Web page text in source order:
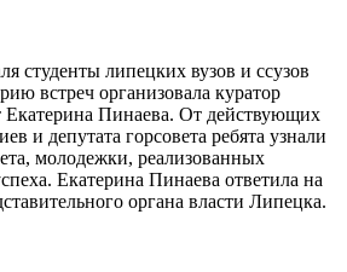
студенты липецких вузов и ссузов
встреч организовала куратор
Пинаева. От действующих
и депутата горсовета ребята узнали
молодежки, реализованных
Екатерина Пинаева ответила на
органа власти Липецка.